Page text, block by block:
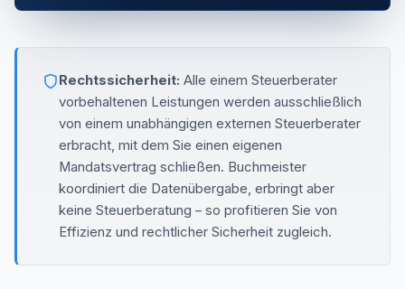
Rechtssicherheit: Alle einem Steuerberater
vorbehaltenen Leistungen werden ausschließlich
von einem unabhängigen externen Steuerberater
erbracht, mit dem Sie einen eigenen
Mandatsvertrag schließen. Buchmeister
koordiniert die Datenübergabe, erbringt aber
keine Steuerberatung – so profitieren Sie von
Effizienz und rechtlicher Sicherheit zugleich.